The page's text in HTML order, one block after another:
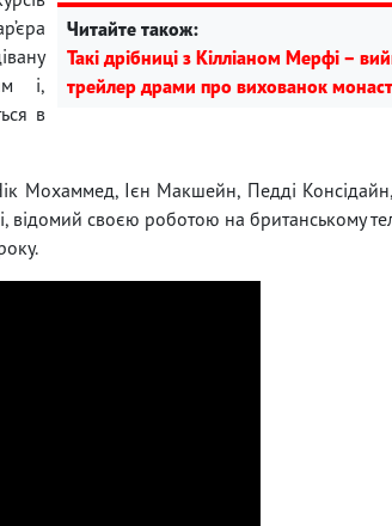
Читайте також:
Такі дрібниці з Кілліаном Мерфі –
трейлер драми про вихованок
і,
в
Мохаммед, Ієн Макшейн, Педді
відомий своєю роботою на британському